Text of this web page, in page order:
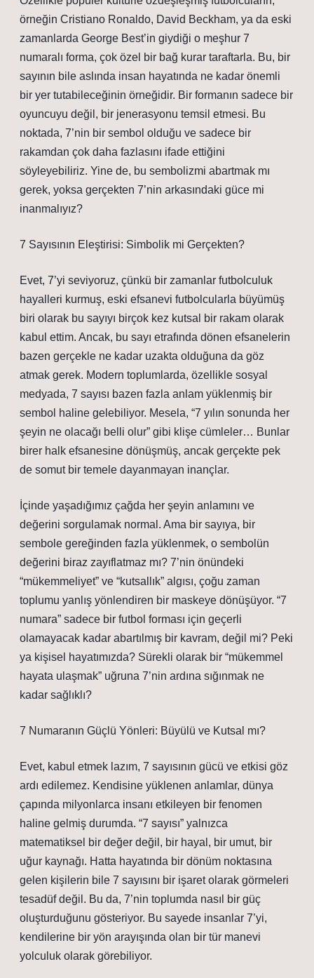
örneğin Cristiano Ronaldo, David Beckham, ya da eski
zamanlarda George Best’in giydiği o meşhur 7
numaralı forma, çok özel bir bağ kurar taraftarla. Bu, bir
sayının bile aslında insan hayatında ne kadar önemli
bir yer tutabileceğinin örneğidir. Bir formanın sadece bir
oyuncuyu değil, bir jenerasyonu temsil etmesi. Bu
noktada, 7’nin bir sembol olduğu ve sadece bir
rakamdan çok daha fazlasını ifade ettiğini
söyleyebiliriz. Yine de, bu sembolizmi abartmak mı
gerek, yoksa gerçekten 7’nin arkasındaki güce mi
inanmalıyız?
7 Sayısının Eleştirisi: Simbolik mi Gerçekten?
Evet, 7’yi seviyoruz, çünkü bir zamanlar futbolculuk
hayalleri kurmuş, eski efsanevi futbolcularla büyümüş
biri olarak bu sayıyı birçok kez kutsal bir rakam olarak
kabul ettim. Ancak, bu sayı etrafında dönen efsanelerin
bazen gerçekle ne kadar uzakta olduğuna da göz
atmak gerek. Modern toplumlarda, özellikle sosyal
medyada, 7 sayısı bazen fazla anlam yüklenmiş bir
sembol haline gelebiliyor. Mesela, “7 yılın sonunda her
şeyin ne olacağı belli olur” gibi klişe cümleler… Bunlar
birer halk efsanesine dönüşmüş, ancak gerçekte pek
de somut bir temele dayanmayan inançlar.
İçinde yaşadığımız çağda her şeyin anlamını ve
değerini sorgulamak normal. Ama bir sayıya, bir
sembole gereğinden fazla yüklenmek, o sembolün
değerini biraz zayıflatmaz mı? 7’nin önündeki
“mükemmeliyet” ve “kutsallık” algısı, çoğu zaman
toplumu yanlış yönlendiren bir maskeye dönüşüyor. “7
numara” sadece bir futbol forması için geçerli
olamayacak kadar abartılmış bir kavram, değil mi? Peki
ya kişisel hayatımızda? Sürekli olarak bir “mükemmel
hayata ulaşmak” uğruna 7’nin ardına sığınmak ne
kadar sağlıklı?
7 Numaranın Güçlü Yönleri: Büyülü ve Kutsal mı?
Evet, kabul etmek lazım, 7 sayısının gücü ve etkisi göz
ardı edilemez. Kendisine yüklenen anlamlar, dünya
çapında milyonlarca insanı etkileyen bir fenomen
haline gelmiş durumda. “7 sayısı” yalnızca
matematiksel bir değer değil, bir hayal, bir umut, bir
uğur kaynağı. Hatta hayatında bir dönüm noktasına
gelen kişilerin bile 7 sayısını bir işaret olarak görmeleri
tesadüf değil. Bu da, 7’nin toplumda nasıl bir güç
oluşturduğunu gösteriyor. Bu sayede insanlar 7’yi,
kendilerine bir yön arayışında olan bir tür manevi
yolculuk olarak görebiliyor.